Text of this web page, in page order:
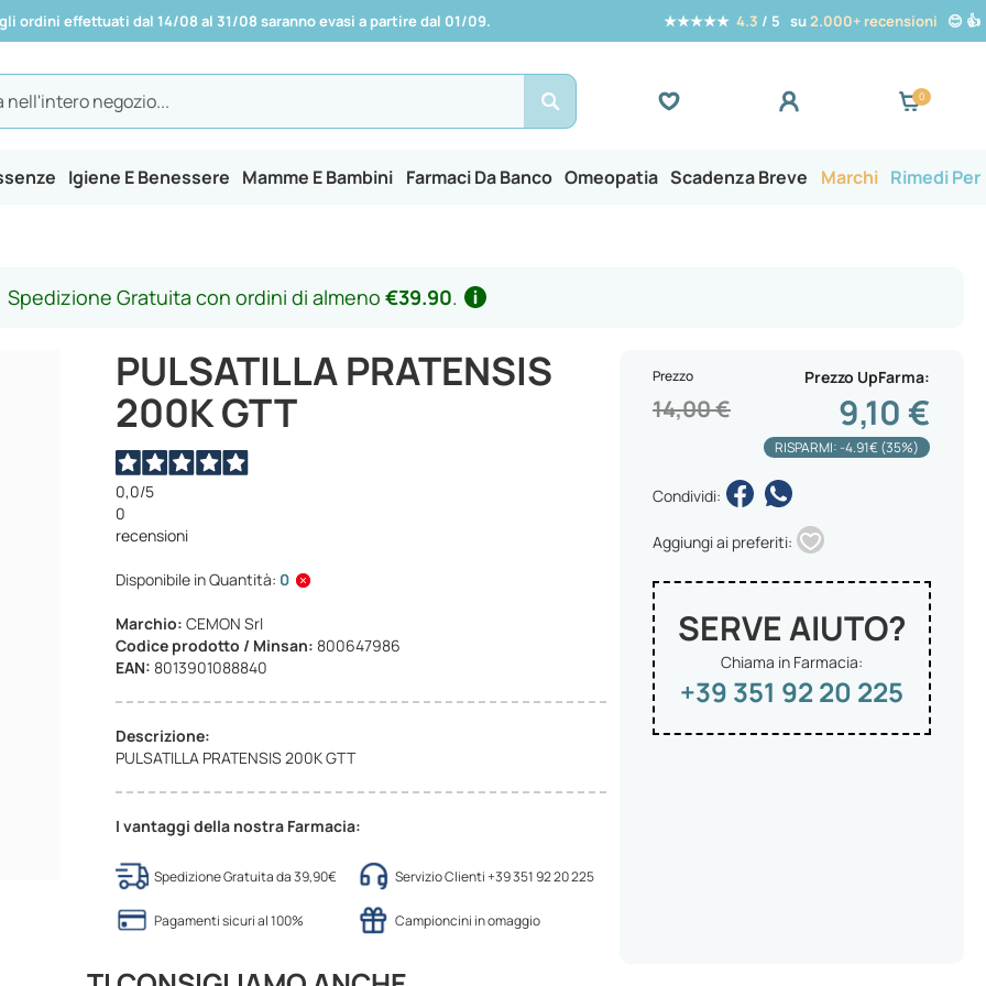
ordini effettuati dal 14/08 al 31/08 saranno evasi a partire dal 01/09. ★★★★★ 4.3 / 5 su2.000+ recensioni 😊 👍
Search
Igiene E Benessere Mamme E Bambini Farmaci Da Banco Omeopatia Scadenza Breve Marchi Rimedi Per
Spedizione Gratuita con ordini di almeno €39.90.
PULSATILLA PRATENSIS
200K GTT
0,0/5
0
recensioni
Disponibile in Quantità: 0
Marchio:CEMON Srl
Codice prodotto / Minsan:800647986
EAN:8013901088840
Descrizione:
PULSATILLA PRATENSIS 200K GTT
I vantaggi della nostra Farmacia:
Spedizione Gratuita da 39,90€ Servizio Clienti +39 351 92 20 225
Pagamenti sicuri al 100% Campioncini in omaggio
Prezzo UpFarma
9,10 €
Prezzo
14,00 €
RISPARMI: -4.91€ (35%)
Condividi:
Aggiungi ai preferiti:
SERVE AIUTO?
Chiama in Farmacia:
+39 351 92 20 225